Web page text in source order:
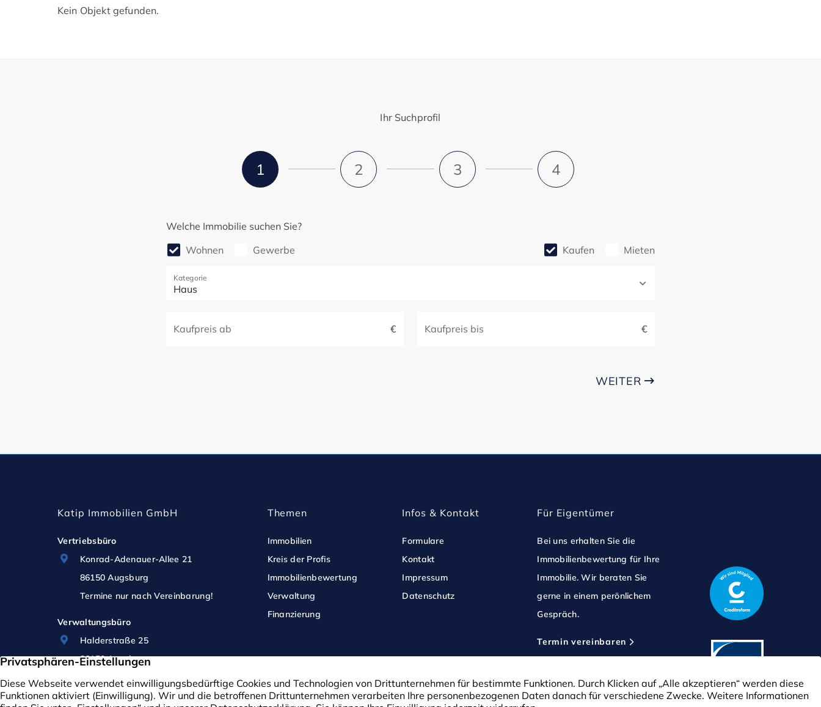
Kein Objekt gefunden.
Ihr Suchprofil
1 2 3 4
Welche Immobilie suchen Sie?
Wohnen
Gewerbe Kaufen Mieten
Kategorie
Haus
Kaufpreis ab € Kaufpreis bis €
WEITER
Katip Immobilien GmbH
Vertriebsbüro
Konrad-Adenauer-Allee 21
86150 Augsburg
Termine nur nach Vereinbarung!
Verwaltungsbüro
Halderstraße 25
86150 Augsburg
Termine nur nach Vereinbarung!
0821 / 408 904 11
Themen
Immobilien
Kreis der Profis
Immobilienbewertung
Verwaltung
Finanzierung
Infos & Kontakt
Formulare
Kontakt
Impressum
Datenschutz
Für Eigentümer
Bei uns erhalten Sie die
Immobilienbewertung für Ihre
Immobilie. Wir beraten Sie
gerne in einem perönlichem
Gespräch.
Termin vereinbaren